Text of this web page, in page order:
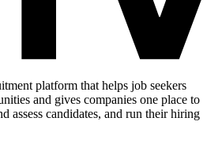
platform that helps job seekers
and gives companies one place to
assess candidates, and run their hiring